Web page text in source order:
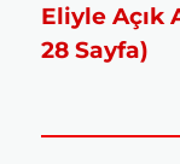
Eliyle Açık
28 Sayfa)